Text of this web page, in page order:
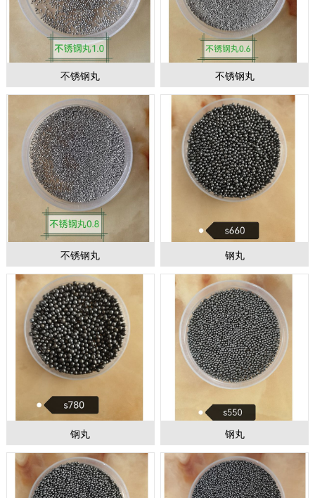
不锈钢丸 不锈钢丸
不锈钢丸 钢丸
钢丸 钢丸